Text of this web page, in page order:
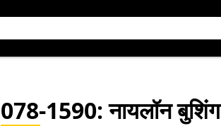
078-1590: नायलॉन बुशिंग